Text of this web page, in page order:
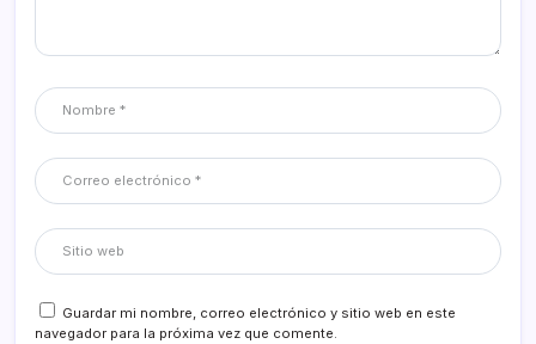
Guardar mi nombre, correo electrónico y sitio web en este
navegador para la próxima vez que comente.